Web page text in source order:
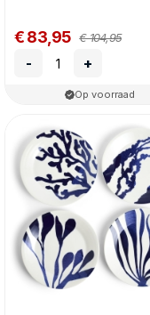
€ 83,95 € 104,95
- +
Op voorraad